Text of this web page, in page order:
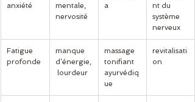
anxiété
mentale,
nervosité
a
nt du
système
nerveux
Fatigue
profonde
manque
d’énergie,
lourdeur
massage
tonifiant
ayurvédiq
ue
revitalisati
on